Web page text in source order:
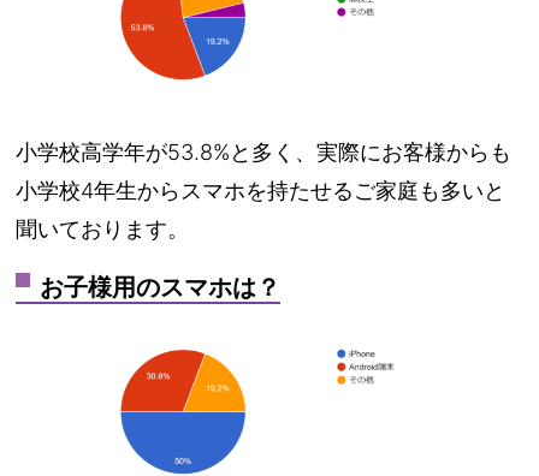
小学校高学年が53.8%と多く、実際にお客様からも
小学校4年生からスマホを持たせるご家庭も多いと
聞いております。
お子様用のスマホは？